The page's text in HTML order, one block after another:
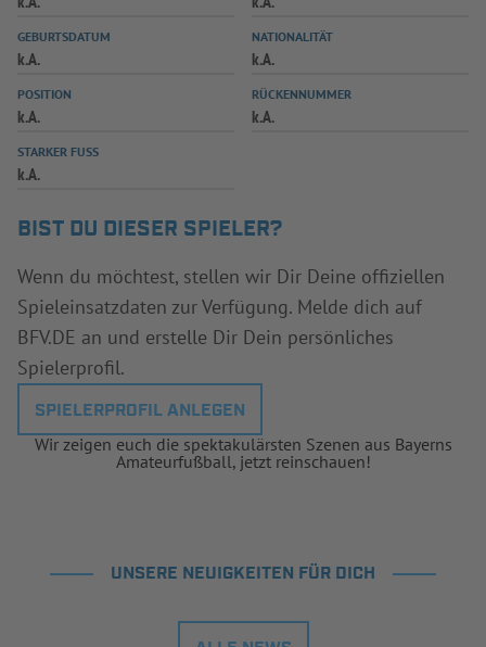
SPIELPLUS
GEBURTSDATUM
k.A.
NATIONALITÄT
k.A.
POSITION
k.A.
RÜCKENNUMMER
k.A.
STARKER FUSS
k.A.
BIST DU DIESER SPIELER?
Wenn du möchtest, stellen wir Dir Deine offiziellen
Spieleinsatzdaten zur Verfügung. Melde dich auf
BFV.DE an und erstelle Dir Dein persönliches
Spielerprofil.
SPIELERPROFIL ANLEGEN
Wir zeigen euch die spektakulärsten Szenen aus Bayerns
Amateurfußball, jetzt reinschauen!
UNSERE NEUIGKEITEN FÜR DICH